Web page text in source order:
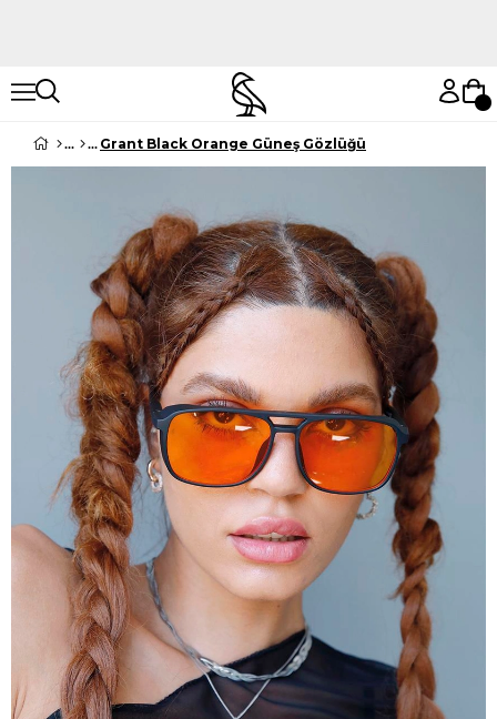
Grant Black Orange Güneş Gözlüğü